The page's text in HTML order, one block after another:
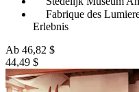
Fabrique des
Erlebnis
Ab 46,82 $
44,49 $